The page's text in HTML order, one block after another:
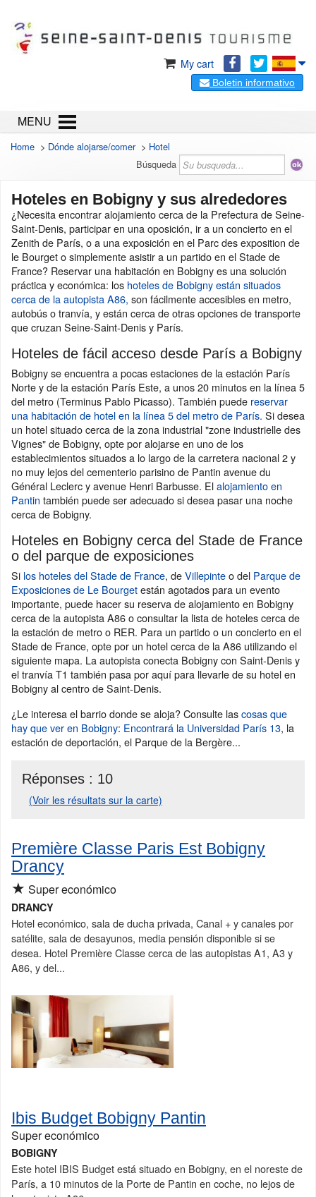
My cart
Boletin informativo
MENU
Home > Dónde alojarse/comer> Hotel
Búsqueda
Hoteles en Bobigny y sus alrededores
¿Necesita encontrar alojamiento cerca de la Prefectura de Seine-
Saint-Denis, participar en una oposición, ir a un concierto en el
Zenith de París, o a una exposición en el Parc des exposition de
le Bourget o simplemente asistir a un partido en el Stade de
France? Reservar una habitación en Bobigny es una solución
práctica y económica: los hoteles de Bobigny están situados
cerca de la autopista A86, son fácilmente accesibles en metro,
autobús o tranvía, y están cerca de otras opciones de transporte
que cruzan Seine-Saint-Denis y París.
Hoteles de fácil acceso desde París a Bobigny
Bobigny se encuentra a pocas estaciones de la estación París
Norte y de la estación París Este, a unos 20 minutos en la línea 5
del metro (Terminus Pablo Picasso). También puede reservar
una habitación de hotel en la línea 5 del metro de París. Si desea
un hotel situado cerca de la zona industrial "zone industrielle des
Vignes" de Bobigny, opte por alojarse en uno de los
establecimientos situados a lo largo de la carretera nacional 2 y
no muy lejos del cementerio parisino de Pantin avenue du
Général Leclerc y avenue Henri Barbusse. Elalojamiento en
Pantin también puede ser adecuado si desea pasar una noche
cerca de Bobigny.
Hoteles en Bobigny cerca del Stade de France
o del parque de exposiciones
Si los hoteles del Stade de France, deVillepinteo del Parque de
Exposiciones de Le Bourgetestán agotados para un evento
importante, puede hacer su reserva de alojamiento en Bobigny
cerca de la autopista A86 o consultar la lista de hoteles cerca de
la estación de metro o RER. Para un partido o un concierto en el
Stade de France, opte por un hotel cerca de la A86 utilizando el
siguiente mapa. La autopista conecta Bobigny con Saint-Denis y
el tranvía T1 también pasa por aquí para llevarle de su hotel en
Bobigny al centro de Saint-Denis.
¿Le interesa el barrio donde se aloja? Consulte lascosas que
hay que ver en Bobigny: Encontrará la Universidad París 13, la
estación de deportación, el Parque de la Bergère...
Réponses : 10
(Voir les résultats sur la carte)
Première Classe Paris Est Bobigny
Drancy
★ Super económico
DRANCY
Hotel económico, sala de ducha privada, Canal + y canales por
satélite, sala de desayunos, media pensión disponible si se
desea. Hotel Première Classe cerca de las autopistas A1, A3 y
A86, y del...
Ibis Budget Bobigny Pantin
Super económico
BOBIGNY
Este hotel IBIS Budget está situado en Bobigny, en el noreste de
París, a 10 minutos de la Porte de Pantin en coche, no lejos de